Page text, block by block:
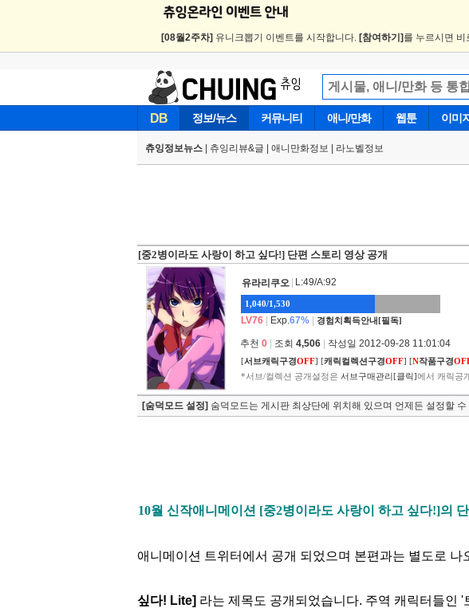
[08월2주차] 유니크뽑기 이벤트를 시작합니다. [참여하기] 를 누르시면
DB 정보/뉴스 커뮤니티 애니/만화 웹툰 이미지
츄잉정보뉴스 츄잉리뷰&글 애니만화정보 라노벨정보
[중2병이라도 사랑이 하고 싶다!] 단편 스토리 영상 공개
유라리쿠오 L:49/A:92
1,040/1,530
LV76 Exp.67% 경험치획득안내[필독]
추천 0 조회 4,506 작성일 2012-09-28 11:01:04
[서브캐릭구경OFF] [캐릭컬렉션구경OFF] [N작품구경
*서브/컬렉션 공개설정은 서브구매관리[클릭]에서 캐릭공
[숨덕모드 설정] 숨덕모드는 게시판 최상단에 위치해 있으며 언제든 설정할
10월 신작애니메이션 [중2병이라도 사랑이 하고 싶다!]의
애니메이션 트위터에서 공개 되었으며 본편과는 별도로 나
싶다! Lite] 라는 제목도 공개되었습니다. 주역 캐릭터들인